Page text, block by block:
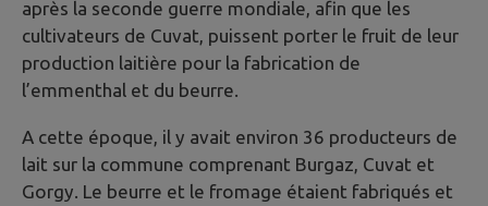
après la seconde guerre mondiale, afin que les
cultivateurs de Cuvat, puissent porter le fruit de leur
production laitière pour la fabrication de
l’emmenthal et du beurre.
A cette époque, il y avait environ 36 producteurs de
lait sur la commune comprenant Burgaz, Cuvat et
Gorgy. Le beurre et le fromage étaient fabriqués et